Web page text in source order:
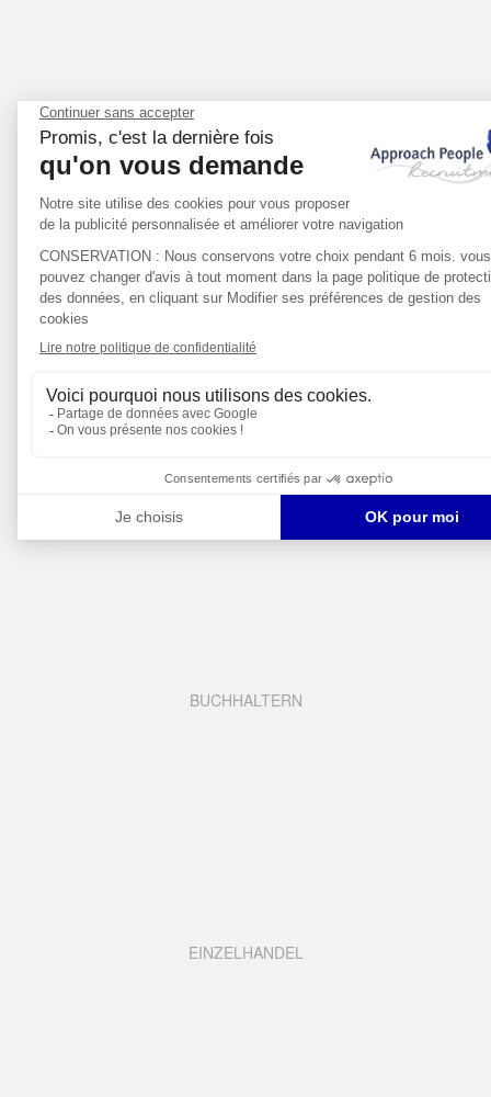
LIFE SCIENCES
BUCHHALTERN
EINZELHANDEL